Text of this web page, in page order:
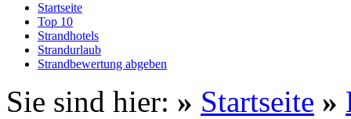
Startseite
Top 10
Strandhotels
Strandurlaub
Strandbewertung abgeben
Sie sind hier: » Startseite »